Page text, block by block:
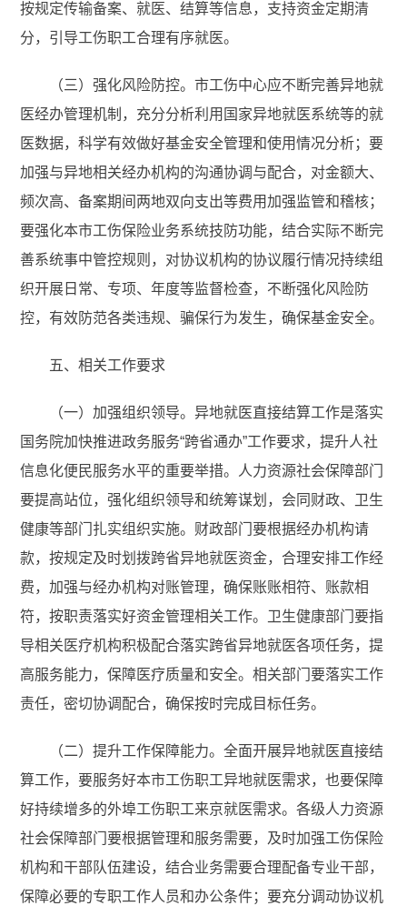
按规定传输备案、就医、结算等信息，支持资金定期清
分，引导工伤职工合理有序就医。
（三）强化风险防控。市工伤中心应不断完善异地就
医经办管理机制，充分分析利用国家异地就医系统等的就
医数据，科学有效做好基金安全管理和使用情况分析；要
加强与异地相关经办机构的沟通协调与配合，对金额大、
频次高、备案期间两地双向支出等费用加强监管和稽核；
要强化本市工伤保险业务系统技防功能，结合实际不断完
善系统事中管控规则，对协议机构的协议履行情况持续组
织开展日常、专项、年度等监督检查，不断强化风险防
控，有效防范各类违规、骗保行为发生，确保基金安全。
五、相关工作要求
（一）加强组织领导。异地就医直接结算工作是落实
国务院加快推进政务服务“跨省通办”工作要求，提升人社
信息化便民服务水平的重要举措。人力资源社会保障部门
要提高站位，强化组织领导和统筹谋划，会同财政、卫生
健康等部门扎实组织实施。财政部门要根据经办机构请
款，按规定及时划拨跨省异地就医资金，合理安排工作经
费，加强与经办机构对账管理，确保账账相符、账款相
符，按职责落实好资金管理相关工作。卫生健康部门要指
导相关医疗机构积极配合落实跨省异地就医各项任务，提
高服务能力，保障医疗质量和安全。相关部门要落实工作
责任，密切协调配合，确保按时完成目标任务。
（二）提升工作保障能力。全面开展异地就医直接结
算工作，要服务好本市工伤职工异地就医需求，也要保障
好持续增多的外埠工伤职工来京就医需求。各级人力资源
社会保障部门要根据管理和服务需要，及时加强工伤保险
机构和干部队伍建设，结合业务需要合理配备专业干部，
保障必要的专职工作人员和办公条件；要充分调动协议机